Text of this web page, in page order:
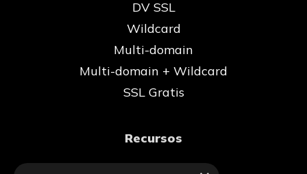
DV SSL
Wildcard
Multi-domain
Multi-domain + Wildcard
SSL Gratis
Recursos